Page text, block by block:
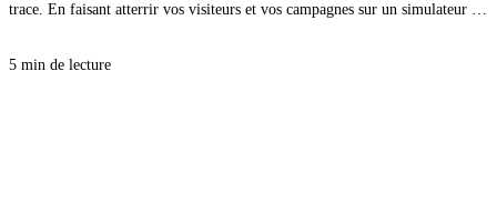
trace. En faisant atterrir vos visiteurs et vos campagnes sur un simulateur de
projet, et chaque simulation terminée arrive dans votre CRM avec un
5 min de lecture